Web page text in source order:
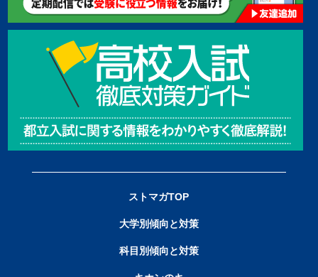
ストマガTOP
大学別傾向と対策
科目別傾向と対策